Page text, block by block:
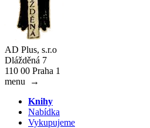
AD Plus, s.r.o
Dlážděná 7
110 00 Praha 1
menu
→
Knihy
Nabídka
Vykupujeme